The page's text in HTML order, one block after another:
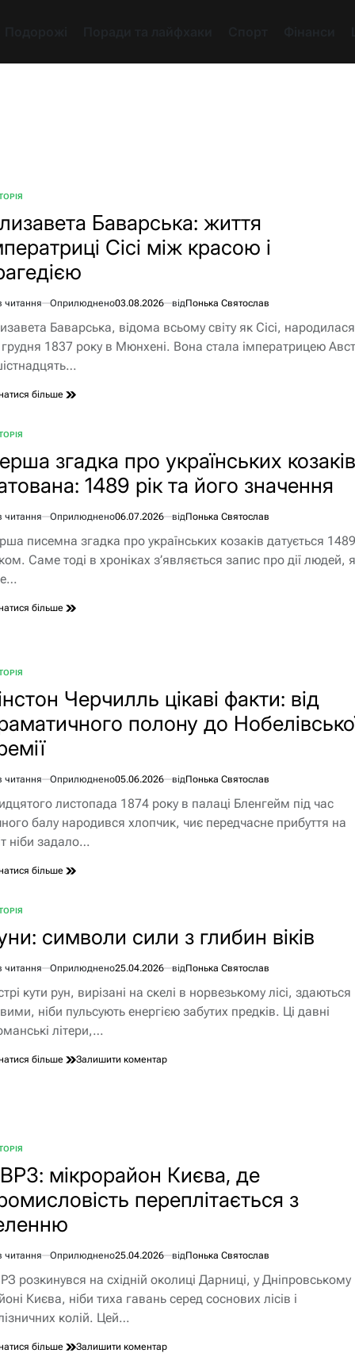
Баварська: життя
Сісі між красою і
читання Оприлюднено03.08.2026 відПонька Святослав
Баварська, відома всьому світу як Сісі, народилася
1837 року в Мюнхені. Вона стала імператрицею
більше
згадка про українських козаків
1489 рік та його значення
читання Оприлюднено06.07.2026 відПонька Святослав
писемна згадка про українських козаків датується 1489
Саме тоді в хроніках з’являється запис про дії людей,
більше
Черчилль цікаві факти: від
полону до
читання Оприлюднено05.06.2026 відПонька Святослав
листопада 1874 року в палаці Бленгейм під час
балу народився хлопчик, чиє передчасне прибуття на
ніби задало…
більше
символи сили з глибин віків
читання Оприлюднено25.04.2026 відПонька Святослав
кути рун, вирізані на скелі в норвезькому лісі, здаються
ніби пульсують енергією забутих предків. Ці давні
літери,…
більше Залишити коментардо
мікрорайон Києва, де
переплітається з
читання Оприлюднено25.04.2026 відПонька Святослав
розкинувся на східній околиці Дарниці, у Дніпровському
Києва, ніби тиха гавань серед соснових лісів і
колій. Цей…
більше Залишити коментардо